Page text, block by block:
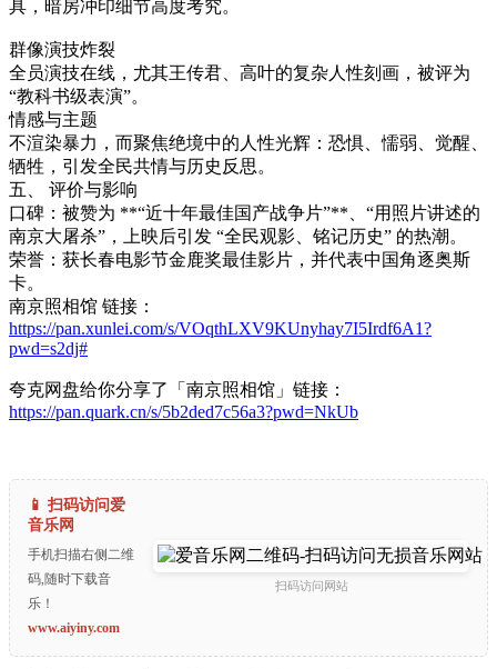
具，暗房冲印细节高度考究。
群像演技炸裂
全员演技在线，尤其王传君、高叶的复杂人性刻画，被评为
“教科书级表演”。
情感与主题
不渲染暴力，而聚焦绝境中的人性光辉：恐惧、懦弱、觉醒、
牺牲，引发全民共情与历史反思。
五、 评价与影响
口碑：被赞为 **“近十年最佳国产战争片”**、“用照片讲述的
南京大屠杀”，上映后引发 “全民观影、铭记历史” 的热潮。
荣誉：获长春电影节金鹿奖最佳影片，并代表中国角逐奥斯
卡。
南京照相馆 链接：
https://pan.xunlei.com/s/VOqthLXV9KUnyhay7I5Irdf6A1?
pwd=s2dj#
夸克网盘给你分享了「南京照相馆」链接：
https://pan.quark.cn/s/5b2ded7c56a3?pwd=NkUb
📱 扫码访问爱
音乐网
手机扫描右侧二维
码,随时下载音
乐！
www.aiyiny.com
扫码访问网站